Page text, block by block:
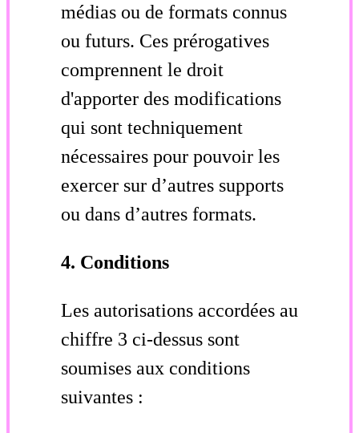
médias ou de formats connus
ou futurs. Ces prérogatives
comprennent le droit
d'apporter des modifications
qui sont techniquement
nécessaires pour pouvoir les
exercer sur d’autres supports
ou dans d’autres formats.
4. Conditions
Les autorisations accordées au
chiffre 3 ci-dessus sont
soumises aux conditions
suivantes :